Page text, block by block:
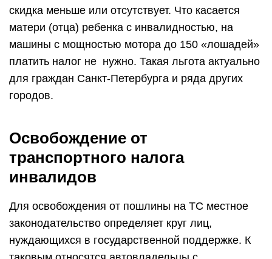
скидка меньше или отсутствует. Что касается
матери (отца) ребенка с инвалидностью, на
машины с мощностью мотора до 150 «лошадей»
платить налог не нужно. Такая льгота актуально
для граждан Санкт-Петербурга и ряда других
городов.
Освобождение от
транспортного налога
инвалидов
Для освобождения от пошлины на ТС местное
законодательство определяет круг лиц,
нуждающихся в государственной поддержке. К